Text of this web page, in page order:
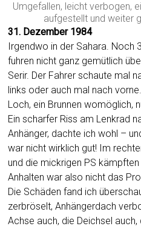
Umgefallen, leicht verbogen,
aufgestellt und weiter
31. Dezember 1984
Irgendwo in der Sahara. Noch
fuhren nicht ganz gemütlich
Serir. Der Fahrer schaute mal
links oder auch mal nach
Loch, ein Brunnen womöglich,
Ein scharfer Riss am Lenkrad
Anhänger, dachte ich wohl –
war nicht wirklich gut! Im
und die mickrigen PS
Anhalten war also nicht das
Die Schäden fand ich
zerbröselt, Anhängerdach
Achse auch, die Deichsel